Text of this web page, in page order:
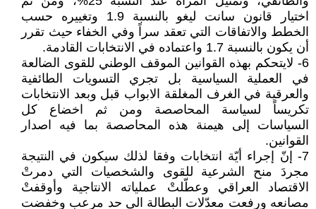
اختيار قانون سانت ليغو بالنسبة 1.9 وتغييره حسب
الخطط والاتفاقات التي تعقد سراً وفي الخفاء حيث تقرر
أن يكون بالنسبة 1.7 واعتماده في الانتخابات القادمة.
6- لايتحكم بهذه القوانين الموقف الوطني للقوى الضالعة
في العملية السياسية بل تجري التسويات الطائفية
والعرقية في الغرف المغلقة الابواب قبل وبعد الانتخابات
تكريساً لسياسة المحاصصة ومن ثم اخضاع كل
السياسات إلى هيمنة هذه المحاصصة بما فيه اصدار
القوانين.
7- إنّ إجراء أيّة انتخابات وفقا لذلك سيكون في النتيجة
مجردَ منح الشرعية للقوى والشخصيات التي دمرتْ
الاقتصاد العراقي وعطّلتْ عملياته الانتاجية وأوقفتْ
مصانعه ورفعت معدّلات البطالة الى حد مرعب وخفضت